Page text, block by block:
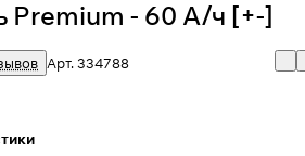
Premium - 60 А/ч [+-]
Арт.334788